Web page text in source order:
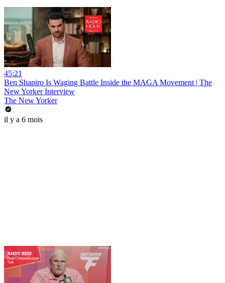
45:21
Ben Shapiro Is Waging Battle Inside the MAGA Movement | The
New Yorker Interview
The New Yorker
il y a 6 mois